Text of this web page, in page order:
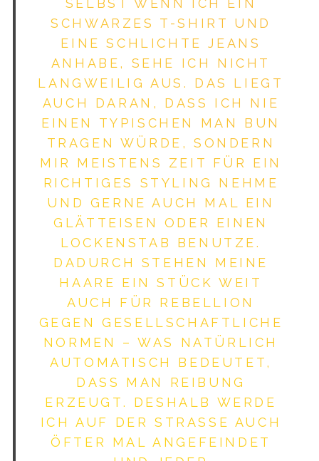
SELBST WENN ICH EIN
SCHWARZES T-SHIRT UND
EINE SCHLICHTE JEANS
ANHABE, SEHE ICH NICHT
LANGWEILIG AUS. DAS LIEGT
AUCH DARAN, DASS ICH NIE
EINEN TYPISCHEN MAN BUN
TRAGEN WÜRDE, SONDERN
MIR MEISTENS ZEIT FÜR EIN
RICHTIGES STYLING NEHME
UND GERNE AUCH MAL EIN
GLÄTTEISEN ODER EINEN
LOCKENSTAB BENUTZE.
DADURCH STEHEN MEINE
HAARE EIN STÜCK WEIT
AUCH FÜR REBELLION
GEGEN GESELLSCHAFTLICHE
NORMEN – WAS NATÜRLICH
AUTOMATISCH BEDEUTET,
DASS MAN REIBUNG
ERZEUGT. DESHALB WERDE
ICH AUF DER STRASSE AUCH Ö
FTER MAL AN­GEFEINDET U